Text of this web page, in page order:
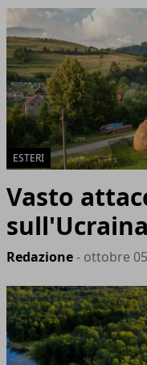
ESTERI
Vasto
sull'Ucraina
Redazione- ottobre